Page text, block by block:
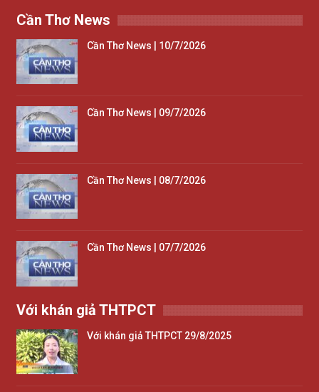
Cần Thơ News
Cần Thơ News | 10/7/2026
Cần Thơ News | 09/7/2026
Cần Thơ News | 08/7/2026
Cần Thơ News | 07/7/2026
Với khán giả THTPCT
Với khán giả THTPCT 29/8/2025